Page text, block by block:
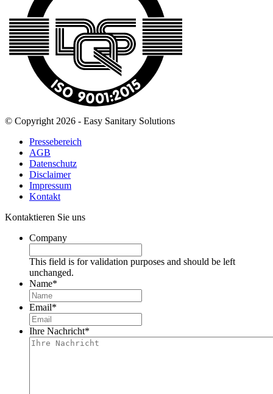
© Copyright 2026 - Easy Sanitary Solutions
Pressebereich
AGB
Datenschutz
Disclaimer
Impressum
Kontakt
Kontaktieren Sie uns
Company
This field is for validation purposes and should be left
unchanged.
Name*
Email*
Ihre Nachricht*